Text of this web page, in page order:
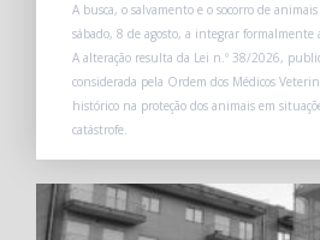
A busca, o salvamento e o socorro de
sábado, 8 de agosto, a integrar formalmente
A alteração resulta da Lei n.º 38/2026,
considerada pela Ordem dos Médicos
histórico na proteção dos animais em
catástrofe.